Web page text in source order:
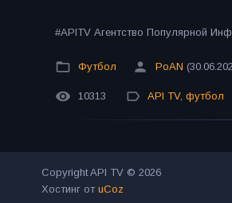
#APITV Агентство Популярной
Футбол PoAN
10313 API TV, футбол
Copyright API TV © 2026
Хостинг от uCoz